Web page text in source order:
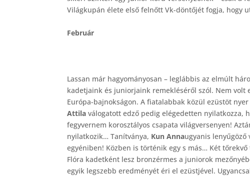
Világkupán élete első felnőtt Vk-döntőjét fogja, hogy
Február
Lassan már hagyományosan – leglábbis az elmúlt
kadetjaink és juniorjaink remekléséről szól. Nem volt
Európa-bajnokságon. A fiatalabbak közül ezüstöt
Attila válogatott edző pedig elégedetten nyilatkozza,
fegyvernem korosztályos csapata világversenyen!
nyilatkozik… Tanítványa, Kun Annaugyanis
egyéniben! Közben is történik egy s más… Két
Flóra kadetként lesz bronzérmes a juniorok
egyik legszebb eredményét éri el ezüstjével.